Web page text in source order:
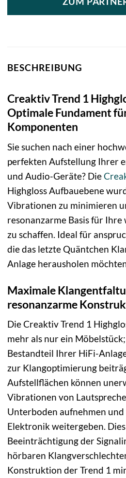
BESCHREIBUNG
Creaktiv Trend 1
Optimale Fundament
Komponenten
Sie suchen nach einer
perfekten Aufstellung Ihrer
und Audio-Geräte? Die
Highgloss Aufbauebene
Vibrationen zu minimieren
resonanzarme Basis für
zu schaffen. Ideal für
die das letzte Quäntchen
Anlage herausholen
Maximale
resonanzarme
Die Creaktiv Trend 1
mehr als nur ein
Bestandteil Ihrer HiFi-
zur Klangoptimierung
Aufstellflächen können
Vibrationen von
Unterboden aufnehmen
Elektronik weitergeben.
Beeinträchtigung der
hörbaren
Konstruktion der Trend 1